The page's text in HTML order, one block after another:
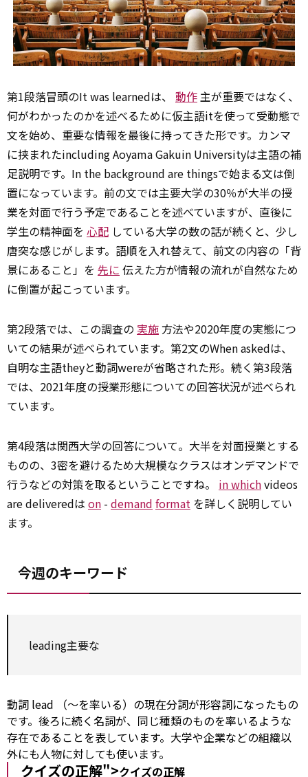
第1段落冒頭のIt was learnedは、 動作主が重要ではなく、
何がわかったのかを述べるために仮主語itを使って受動態で
文を始め、重要な情報を最後に持ってきた形です。カンマ
に挟まれたincluding Aoyama Gakuin Universityは主語の補
足説明です。In the background are thingsで始まる文は倒
置になっています。前の文では主要大学の30％が大半の授
業を対面で行う予定であることを述べていますが、直後に
学生の精神面を 心配 している大学の数の話が続くと、少し
唐突な感じがします。語順を入れ替えて、前文の内容の「背
景にあること」を 先に 伝えた方が情報の流れが自然なため
に倒置が起こっています。
第2段落では、この調査の 実施方法や2020年度の実態につ
いての結果が述べられています。第2文のWhen askedは、
自明な主語theyと動詞wereが省略された形。続く第3段落
では、2021年度の授業形態についての回答状況が述べられ
ています。
第4段落は関西大学の回答について。大半を対面授業とする
ものの、3密を避けるため大規模なクラスはオンデマンドで
行うなどの対策を取るということですね。 in whichvideos
are deliveredは on - demand format を詳しく説明してい
ます。
今週のキーワード
leading主要な
動詞 lead （～を率いる）の現在分詞が形容詞になったもの
です。後ろに続く名詞が、同じ種類のものを率いるような
存在であることを表しています。大学や企業などの組織以
外にも人物に対しても使います。
クイズの正解">クイズの正解